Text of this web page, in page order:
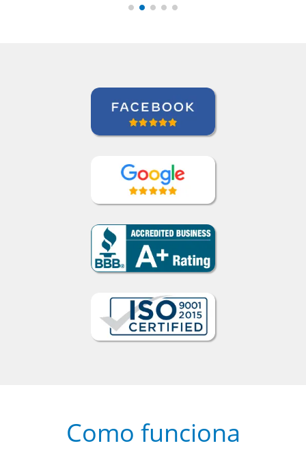
Como funciona